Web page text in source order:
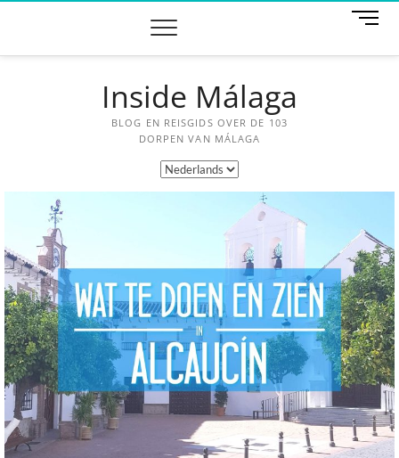
M
Inside Málaga
BLOG EN REISGIDS OVER DE 103
DORPEN VAN MÁLAGA